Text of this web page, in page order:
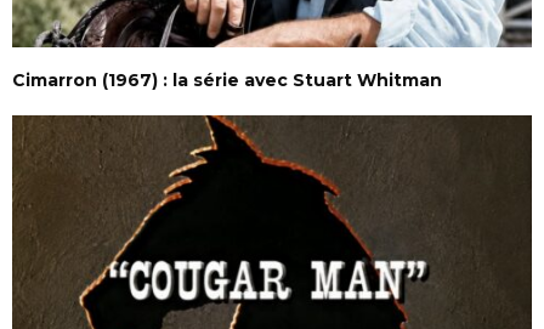
Cimarron (1967) : la série avec Stuart Whitman